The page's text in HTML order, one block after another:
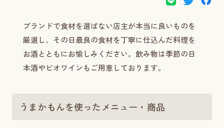
ブランドで食材を選ばない店主が本当に良いものを
厳選し、その日最良の食材を丁寧に仕込んだ料理を
お酒とともにお愉しみください。飲み物は季節の日
本酒やビオワインもご用意しております。
うまかもんを使ったメニュー・商品